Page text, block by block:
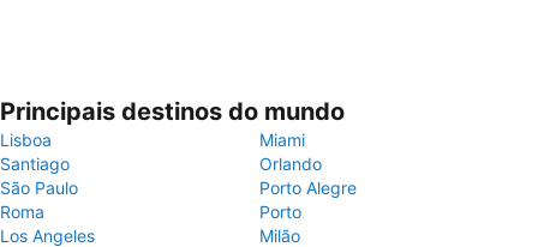
Principais destinos do mundo
Lisboa
Miami
Santiago
Orlando
São Paulo
Porto Alegre
Roma
Porto
Los Angeles
Milão